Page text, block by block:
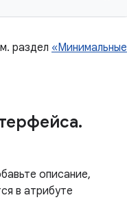
раздел «Минимальные
.
описание,
в атрибуте